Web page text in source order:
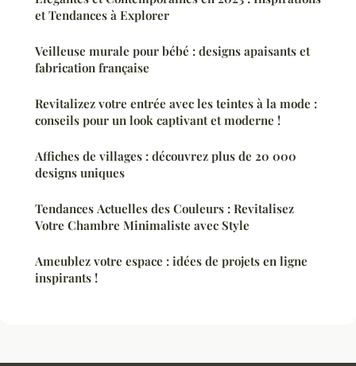
et Tendances à Explorer
Veilleuse murale pour bébé : designs apaisants et
fabrication française
Revitalizez votre entrée avec les teintes à la mode :
conseils pour un look captivant et moderne !
Affiches de villages : découvrez plus de 20 000
designs uniques
Tendances Actuelles des Couleurs : Revitalisez
Votre Chambre Minimaliste avec Style
Ameublez votre espace : idées de projets en ligne
inspirants !